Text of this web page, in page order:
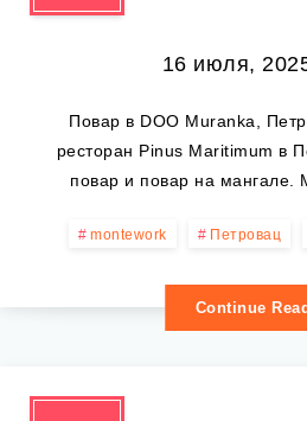
16 июля,
Повар в DOO Muranka,
ресторан Pinus Maritimum в
повар и повар на мангале.
montework Петровац
Continue